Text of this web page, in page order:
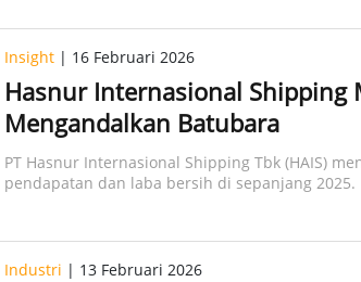
Insight| 16 Februari 2026
Hasnur Internasional Shipping
Mengandalkan Batubara
PT Hasnur Internasional Shipping Tbk (HAIS)
pendapatan dan laba bersih di sepanjang 2025.
Industri | 13 Februari 2026